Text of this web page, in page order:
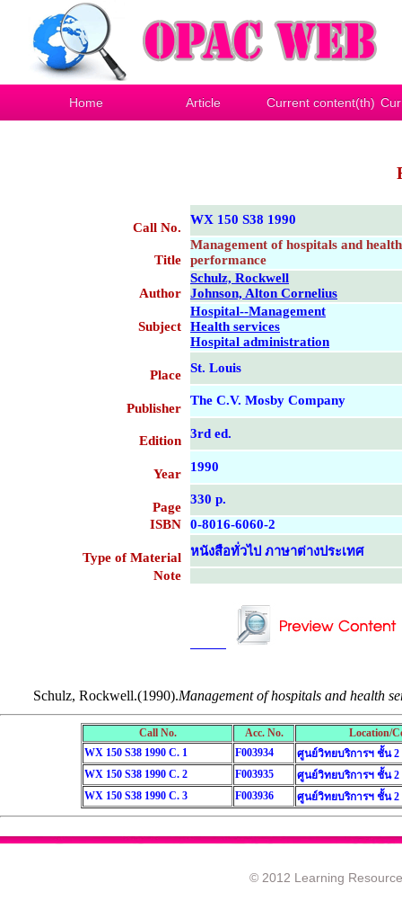
Home Article Current content(th)
Call No.
WX 150 S38 1990
Title
Management of hospitals and
performance
Author
Schulz, Rockwell
Johnson, Alton Cornelius
Subject
Hospital--Management
Health services
Hospital administration
Place St. Louis
Publisher
The C.V. Mosby Company
Edition 3rd ed.
Year 1990
Page
330 p.
ISBN
0-8016-6060-2
Type of Material
หนังสือทั่วไป ภาษาต่างประเทศ
Note
Schulz, Rockwell.(1990).Management of hospitals and health
Call No. Acc. No.
Location/
WX 150 S38 1990 C. 1
F003934
ศูนย์วิทยบริการฯ ชั้น 2
WX 150 S38 1990 C. 2
F003935
ศูนย์วิทยบริการฯ ชั้น 2
WX 150 S38 1990 C. 3
F003936 ศูนย์วิทยบริการฯ ชั้น 2
© 2012 Learning